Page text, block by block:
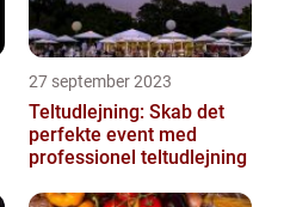
27 september 2023
Teltudlejning: Skab det
perfekte event med
professionel teltudlejning